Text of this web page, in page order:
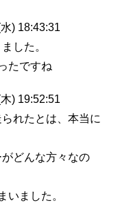
) 18:43:31
した。
たですね
) 19:52:51
れたとは、本当に
どんな方々なの
いました。